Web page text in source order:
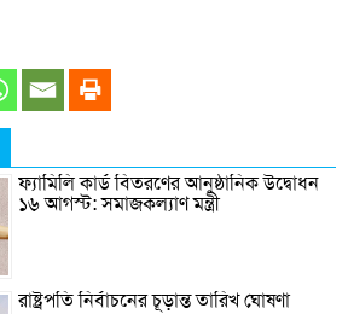
ফ্যামিলি কার্ড বিতরণের আনুষ্ঠানিক উদ্বোধন
১৬ আগস্ট: সমাজকল্যাণ মন্ত্রী
রাষ্ট্রপতি নির্বাচনের চূড়ান্ত তারিখ ঘোষণা